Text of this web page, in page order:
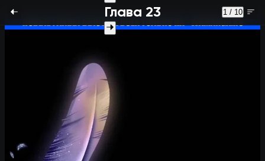
Глава 23 1 / 10